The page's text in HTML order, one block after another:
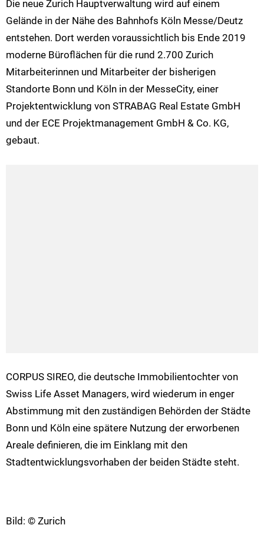
Die neue Zurich Hauptverwaltung wird auf einem
Gelände in der Nähe des Bahnhofs Köln Messe/Deutz
entstehen. Dort werden voraussichtlich bis Ende 2019
moderne Büroflächen für die rund 2.700 Zurich
Mitarbeiterinnen und Mitarbeiter der bisherigen
Standorte Bonn und Köln in der MesseCity, einer
Projektentwicklung von STRABAG Real Estate GmbH
und der ECE Projektmanagement GmbH & Co. KG,
gebaut.
CORPUS SIREO, die deutsche Immobilientochter von
Swiss Life Asset Managers, wird wiederum in enger
Abstimmung mit den zuständigen Behörden der Städte
Bonn und Köln eine spätere Nutzung der erworbenen
Areale definieren, die im Einklang mit den
Stadtentwicklungsvorhaben der beiden Städte steht.
Bild: © Zurich